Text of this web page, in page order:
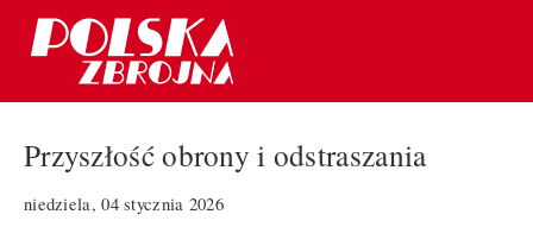
Przyszłość obrony i odstraszania
niedziela, 04 stycznia 2026